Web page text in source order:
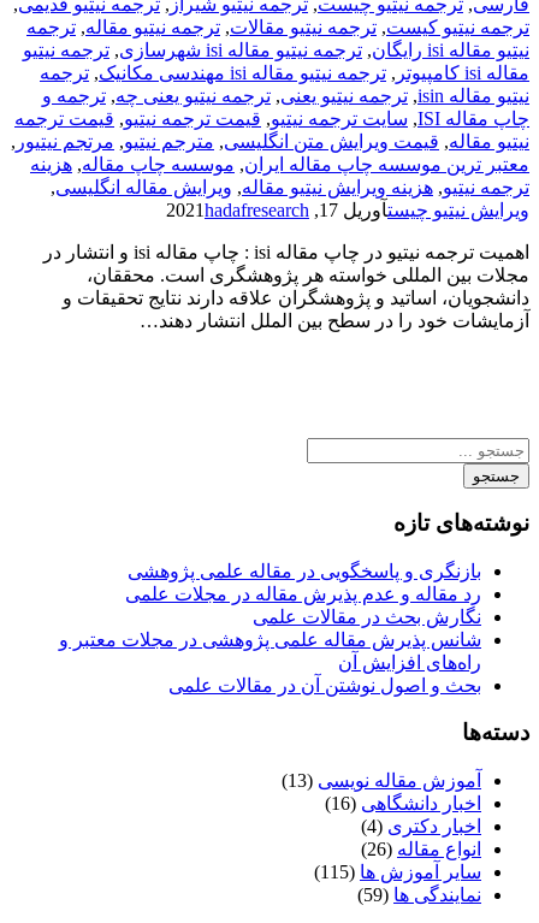
ترجمه نیتیو کیست, ترجمه نیتیو مقالات, ترجمه نیتیو مقاله, ترجمه
نیتیو مقاله isi رایگان
, ترجمه نیتیو مقاله isi شهرسازی , ترجمه نیتیو
مقاله isi کامپیوتر
, ترجمه نیتیو مقاله isi مهندسی مکانیک , ترجمه
نیتیو مقاله isin
, ترجمه نیتیو یعنی, ترجمه نیتیو یعنی چه, ترجمه و
چاپ مقاله ISI
, سایت ترجمه نیتیو, قیمت ترجمه نیتیو, قیمت ترجمه
نیتیو مقاله, قیمت ویرایش متن انگلیسی, مترجم نیتیو, مرتجم نیتیور ,
معتبر ترین موسسه چاپ مقاله ایران, موسسه چاپ مقاله, هزینه
ترجمه نیتیو, هزینه ویرایش نیتیو مقاله, ویرایش مقاله انگلیسی,
ویرایش نیتیو چیستآوریل 17, 2021 hadafresearch
اهمیت ترجمه نیتیو در چاپ مقاله isi : چاپ مقاله isi و انتشار در
مجلات بین المللی خواسته هر پژوهشگری است. محققان،
دانشجویان، اساتید و پژوهشگران علاقه دارند نتایج تحقیقات و
آزمایشات خود را در سطح بین الملل انتشار دهند…
جستجو
نوشته‌های تازه
بازنگری و پاسخگویی در مقاله علمی پژوهشی
رد مقاله و عدم پذیرش مقاله در مجلات علمی
نگارش بحث در مقالات علمی
شانس پذیرش مقاله علمی پژوهشی در مجلات معتبر و
راه‌های افزایش آن
بحث و اصول نوشتن آن در مقالات علمی
دسته‌ها
آموزش مقاله نویسی (13)
اخبار دانشگاهی (16)
اخبار دکتری (4)
انواع مقاله (26)
سایر آموزش ها (115)
نمایندگی ها (59)